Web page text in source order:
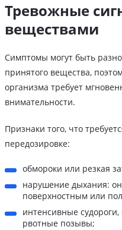
Тревожные
веществами
Симптомы могут быть
принятого вещества,
организма требует
внимательности.
Признаки того, что
передозировке:
обмороки или резкая
нарушение дыхания:
поверхностным или
интенсивные
рвотные позывы;